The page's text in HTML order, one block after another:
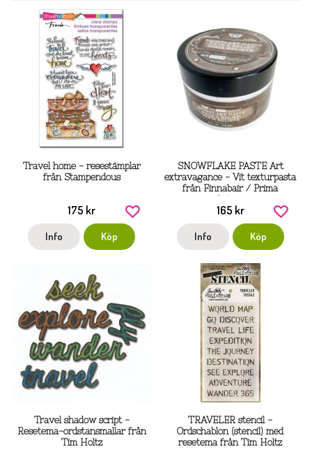
Travel home - resestämplar
från Stampendous
175 kr
Info Köp
SNOWFLAKE PASTE Art
extravagance - Vit texturpasta
från Finnabair / Prima
165 kr
Info Köp
Travel shadow script -
Resetema-ordstansmallar från
Tim Holtz
TRAVELER stencil -
Ordschablon (stencil) med
resetema från Tim Holtz